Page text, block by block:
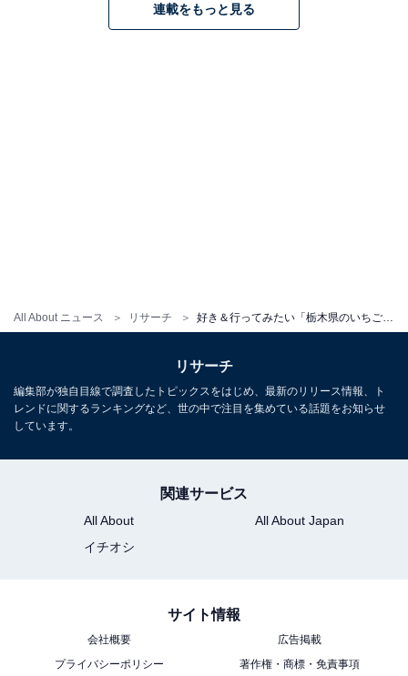
All About ニュース リサーチ
11位までのランキング結果を見る
好き＆行ってみたい「東京都のいちご狩りスポ
ット」ランキング！ 2位「あきる野ストロベリ
連載をもっと見る
リサーチ
編集部が独自目線で調査したトピックスをはじめ、最新のリリース情報、ト
レンドに関するランキングなど、世の中で注目を集めている話題をお知らせ
しています。
関連サービス
All About
All About Japan
イチオシ
サイト情報
会社概要
広告掲載
プライバシーポリシー
著作権・商標・免責事項